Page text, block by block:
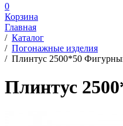
0
Корзина
Главная
/ Каталог
/ Погонажные изделия
/ Плинтус 2500*50
Плинтус